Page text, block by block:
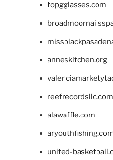
topgglasses.com
anneskitchen.org
reefrecordsllc.com
alawaffle.com
aryouthfishing.com
united-